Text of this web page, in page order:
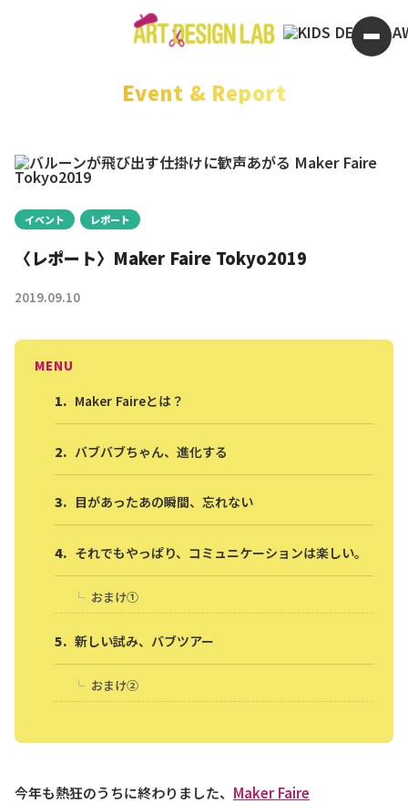
Event & Report
イベント レポート
〈レポート〉Maker Faire Tokyo2019
2019.09.10
MENU
Maker Faireとは？
バブバブちゃん、進化する
目があったあの瞬間、忘れない
それでもやっぱり、コミュニケーションは楽しい。
おまけ①
新しい試み、バブツアー
おまけ②
今年も熱狂のうちに終わりました、 Maker Faire